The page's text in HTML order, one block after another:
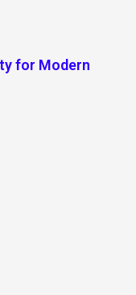
for Modern